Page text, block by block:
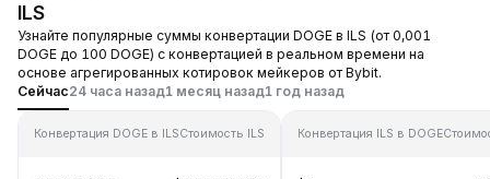
ILS
Узнайте популярные суммы конвертации DOGE в ILS (от 0,001
DOGE до 100 DOGE) с конвертацией в реальном времени на
основе агрегированных котировок мейкеров от Bybit.
Сейчас24 часа назад1 месяц назад1 год назад
Конвертация DOGE в ILSСтоимость ILS Конвертация ILS в DOGE